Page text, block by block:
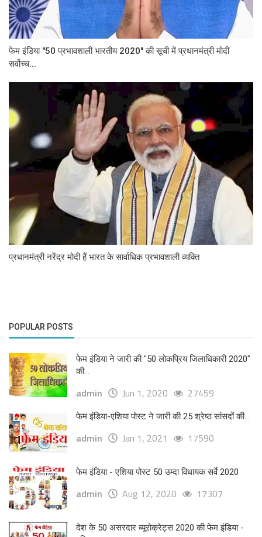
फेम इंडिया "50 प्रभावशाली भारतीय 2020" की सूची में प्रधानमंत्री मोदी
सर्वोच्च...
प्रधानमंत्री नरेंद्र मोदी हैं भारत के सार्वाधिक प्रभावशाली व्यक्ति
POPULAR POSTS
फेम इंडिया ने जारी की "50 लोकप्रिय जिलाधिकारी 2020"
की...
admin Jun 1, 2020 27459
फेम इंडिया-एशिया पोस्ट ने जारी की 25 श्रेष्ठ सांसदों की...
admin Jan 1, 2021 17590
फेम इंडिया - एशिया पोस्ट 50 उम्दा विधायक सर्वे 2020
admin Aug 12, 2020 17307
देश के 50 असरदार ब्यूरोक्रेट्स 2020 की फेम इंडिया -